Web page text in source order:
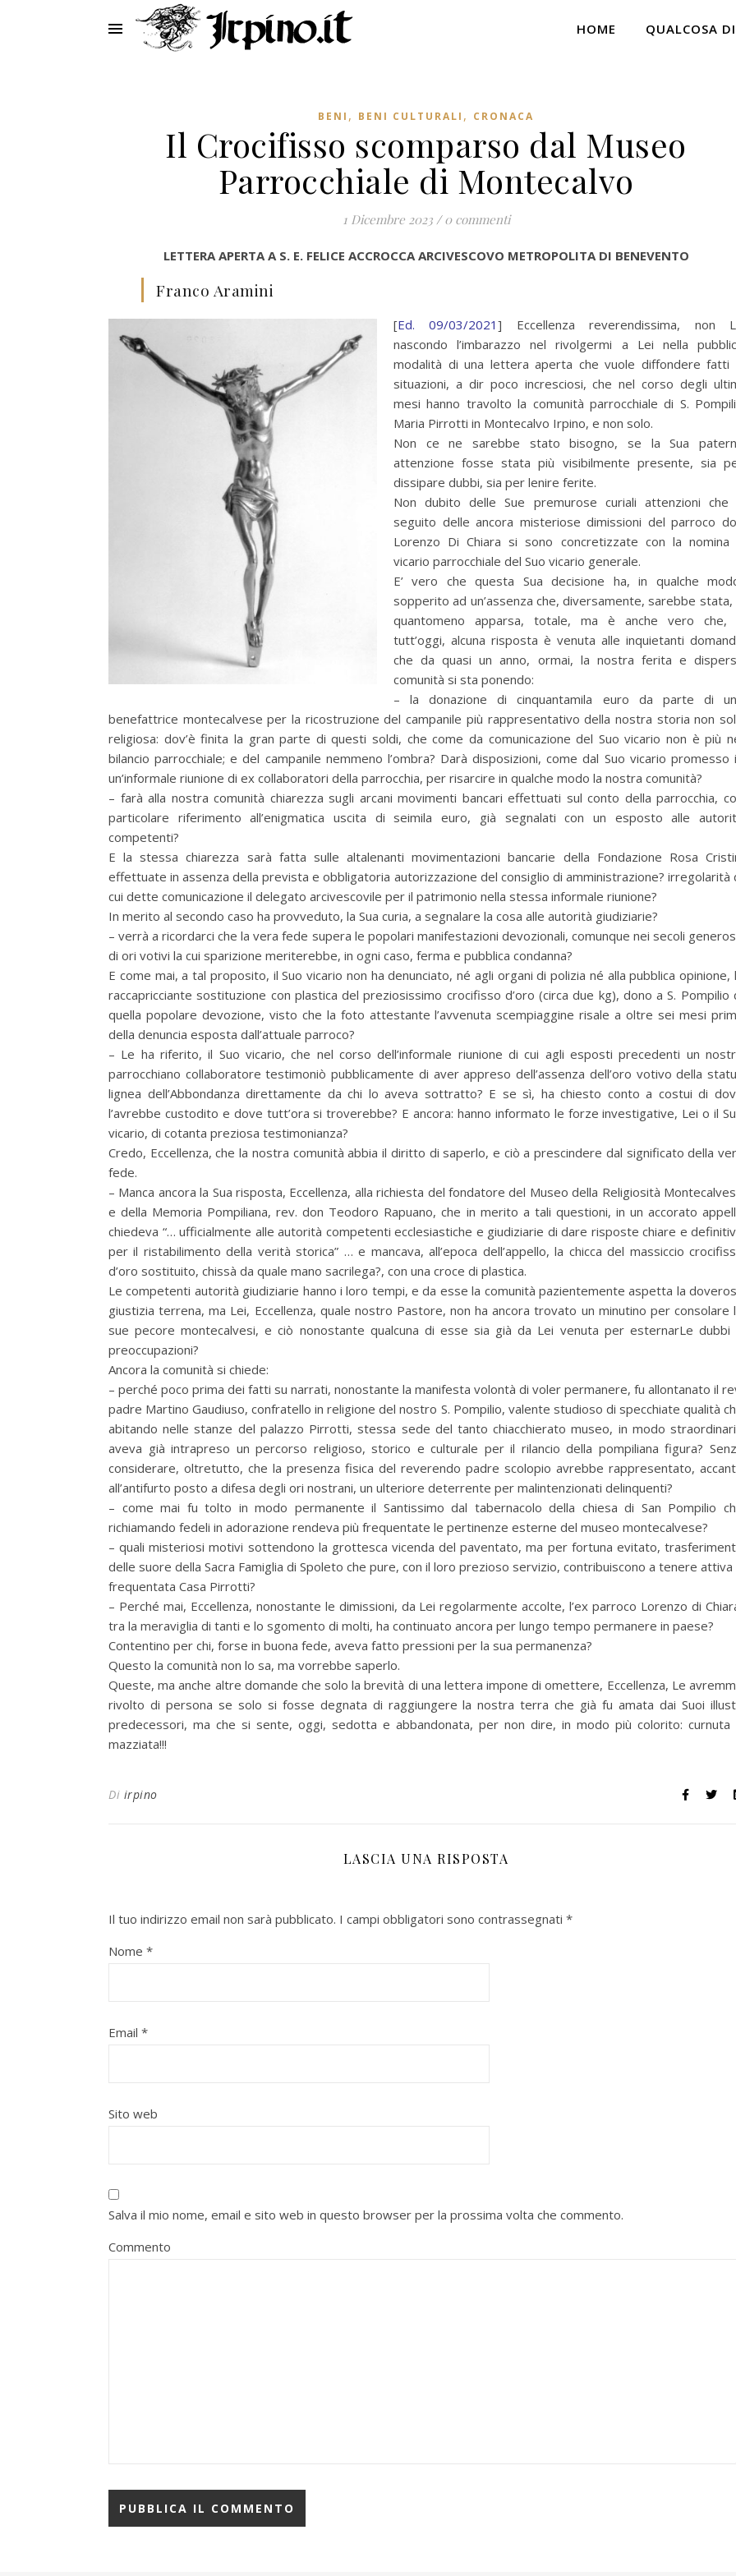
HOME QUALCOSA
BENI , BENI CULTURALI , CRONACA
Il Crocifisso scomparso dal Museo
Parrocchiale di Montecalvo
1 Dicembre 2023 / 0 commenti
LETTERA APERTA A S. E. FELICE ACCROCCA ARCIVESCOVO METROPOLITA DI BENEVENTO
Franco Aramini
[Ed. 09/03/2021] Eccellenza reverendissima, non
nascondo l’imbarazzo nel rivolgermi a Lei nella
modalità di una lettera aperta che vuole diffondere fatti
situazioni, a dir poco incresciosi, che nel corso degli
mesi hanno travolto la comunità parrocchiale di S.
Maria Pirrotti in Montecalvo Irpino, e non solo.
Non ce ne sarebbe stato bisogno, se la Sua
attenzione fosse stata più visibilmente presente, sia
dissipare dubbi, sia per lenire ferite.
Non dubito delle Sue premurose curiali attenzioni che
seguito delle ancora misteriose dimissioni del parroco
Lorenzo Di Chiara si sono concretizzate con la nomina
vicario parrocchiale del Suo vicario generale.
E’ vero che questa Sua decisione ha, in qualche
sopperito ad un’assenza che, diversamente, sarebbe stata,
quantomeno apparsa, totale, ma è anche vero che,
tutt’oggi, alcuna risposta è venuta alle inquietanti
che da quasi un anno, ormai, la nostra ferita e
comunità si sta ponendo:
– la donazione di cinquantamila euro da parte di
benefattrice montecalvese per la ricostruzione del campanile più rappresentativo della nostra storia non
religiosa: dov’è finita la gran parte di questi soldi, che come da comunicazione del Suo vicario non è più
bilancio parrocchiale; e del campanile nemmeno l’ombra? Darà disposizioni, come dal Suo vicario promesso
un’informale riunione di ex collaboratori della parrocchia, per risarcire in qualche modo la nostra comunità?
– farà alla nostra comunità chiarezza sugli arcani movimenti bancari effettuati sul conto della parrocchia,
particolare riferimento all’enigmatica uscita di seimila euro, già segnalati con un esposto alle
competenti?
E la stessa chiarezza sarà fatta sulle altalenanti movimentazioni bancarie della Fondazione Rosa
effettuate in assenza della prevista e obbligatoria autorizzazione del consiglio di amministrazione? irregolarità
cui dette comunicazione il delegato arcivescovile per il patrimonio nella stessa informale riunione?
In merito al secondo caso ha provveduto, la Sua curia, a segnalare la cosa alle autorità giudiziarie?
– verrà a ricordarci che la vera fede supera le popolari manifestazioni devozionali, comunque nei secoli
di ori votivi la cui sparizione meriterebbe, in ogni caso, ferma e pubblica condanna?
E come mai, a tal proposito, il Suo vicario non ha denunciato, né agli organi di polizia né alla pubblica opinione,
raccapricciante sostituzione con plastica del preziosissimo crocifisso d’oro (circa due kg), dono a S. Pompilio
quella popolare devozione, visto che la foto attestante l’avvenuta scempiaggine risale a oltre sei mesi
della denuncia esposta dall’attuale parroco?
– Le ha riferito, il Suo vicario, che nel corso dell’informale riunione di cui agli esposti precedenti un
parrocchiano collaboratore testimoniò pubblicamente di aver appreso dell’assenza dell’oro votivo della
lignea dell’Abbondanza direttamente da chi lo aveva sottratto? E se sì, ha chiesto conto a costui di
l’avrebbe custodito e dove tutt’ora si troverebbe? E ancora: hanno informato le forze investigative, Lei o il
vicario, di cotanta preziosa testimonianza?
Credo, Eccellenza, che la nostra comunità abbia il diritto di saperlo, e ciò a prescindere dal significato della
fede.
– Manca ancora la Sua risposta, Eccellenza, alla richiesta del fondatore del Museo della Religiosità
e della Memoria Pompiliana, rev. don Teodoro Rapuano, che in merito a tali questioni, in un accorato
chiedeva “… ufficialmente alle autorità competenti ecclesiastiche e giudiziarie di dare risposte chiare e
per il ristabilimento della verità storica” … e mancava, all’epoca dell’appello, la chicca del massiccio
d’oro sostituito, chissà da quale mano sacrilega?, con una croce di plastica.
Le competenti autorità giudiziarie hanno i loro tempi, e da esse la comunità pazientemente aspetta la
giustizia terrena, ma Lei, Eccellenza, quale nostro Pastore, non ha ancora trovato un minutino per consolare
sue pecore montecalvesi, e ciò nonostante qualcuna di esse sia già da Lei venuta per esternarLe dubbi
preoccupazioni?
Ancora la comunità si chiede:
– perché poco prima dei fatti su narrati, nonostante la manifesta volontà di voler permanere, fu allontanato il
padre Martino Gaudiuso, confratello in religione del nostro S. Pompilio, valente studioso di specchiate qualità
abitando nelle stanze del palazzo Pirrotti, stessa sede del tanto chiacchierato museo, in modo
aveva già intrapreso un percorso religioso, storico e culturale per il rilancio della pompiliana figura?
considerare, oltretutto, che la presenza fisica del reverendo padre scolopio avrebbe rappresentato,
all’antifurto posto a difesa degli ori nostrani, un ulteriore deterrente per malintenzionati delinquenti?
– come mai fu tolto in modo permanente il Santissimo dal tabernacolo della chiesa di San Pompilio
richiamando fedeli in adorazione rendeva più frequentate le pertinenze esterne del museo montecalvese?
– quali misteriosi motivi sottendono la grottesca vicenda del paventato, ma per fortuna evitato,
delle suore della Sacra Famiglia di Spoleto che pure, con il loro prezioso servizio, contribuiscono a tenere attiva
frequentata Casa Pirrotti?
– Perché mai, Eccellenza, nonostante le dimissioni, da Lei regolarmente accolte, l’ex parroco Lorenzo di
tra la meraviglia di tanti e lo sgomento di molti, ha continuato ancora per lungo tempo permanere in paese?
Contentino per chi, forse in buona fede, aveva fatto pressioni per la sua permanenza?
Questo la comunità non lo sa, ma vorrebbe saperlo.
Queste, ma anche altre domande che solo la brevità di una lettera impone di omettere, Eccellenza, Le
rivolto di persona se solo si fosse degnata di raggiungere la nostra terra che già fu amata dai Suoi
predecessori, ma che si sente, oggi, sedotta e abbandonata, per non dire, in modo più colorito: curnuta
mazziata!!!
Di irpino
LASCIA UNA RISPOSTA
Il tuo indirizzo email non sarà pubblicato. I campi obbligatori sono contrassegnati *
Nome *
Email *
Sito web
Salva il mio nome, email e sito web in questo browser per la prossima volta che commento.
Commento